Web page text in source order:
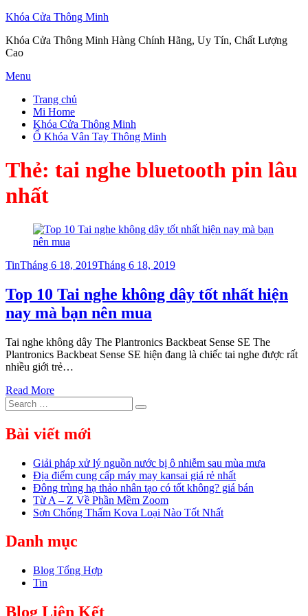
Khóa Cửa Thông Minh
Khóa Cửa Thông Minh Hàng Chính Hãng, Uy Tín, Chất Lượng
Cao
Skip
content
Menu
Trang chủ
Mi Home
Khóa Cửa Thông Minh
Ổ Khóa Vân Tay Thông Minh
Thẻ: tai nghe bluetooth pin lâu
nhất
TinPosted
Tháng 6 18, 2019Tháng 6 18, 2019
Top 10 Tai nghe không dây tốt nhất hiện
nay mà bạn nên mua
Tai nghe không dây The Plantronics Backbeat Sense SE The
Plantronics Backbeat Sense SE hiện đang là chiếc tai nghe được rất
nhiều giới trẻ…
Read More
Search
for:
Search
Bài viết mới
Giải pháp xử lý nguồn nước bị ô nhiễm sau mùa mưa
Địa điểm cung cấp máy may kansai giá rẻ nhất
Đông trùng hạ thảo nhân tạo có tốt không? giá bán
Từ A – Z Về Phần Mềm Zoom
Sơn Chống Thấm Kova Loại Nào Tốt Nhất
Danh mục
Blog Tổng Hợp
Tin
Blog Liên Kết